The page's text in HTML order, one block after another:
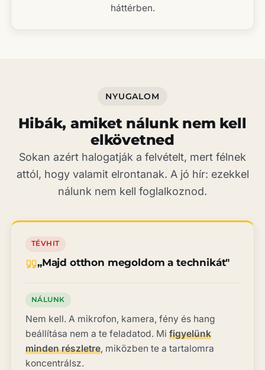
háttérben.
NYUGALOM
Hibák, amiket nálunk nem kell
elkövetned
Sokan azért halogatják a felvételt, mert félnek
attól, hogy valamit elrontanak. A jó hír: ezekkel
nálunk nem kell foglalkoznod.
TÉVHIT
„Majd otthon megoldom a technikát"
NÁLUNK
Nem kell. A mikrofon, kamera, fény és hang
beállítása nem a te feladatod. Mi figyelünk
minden részletre, miközben te a tartalomra
koncentrálsz.